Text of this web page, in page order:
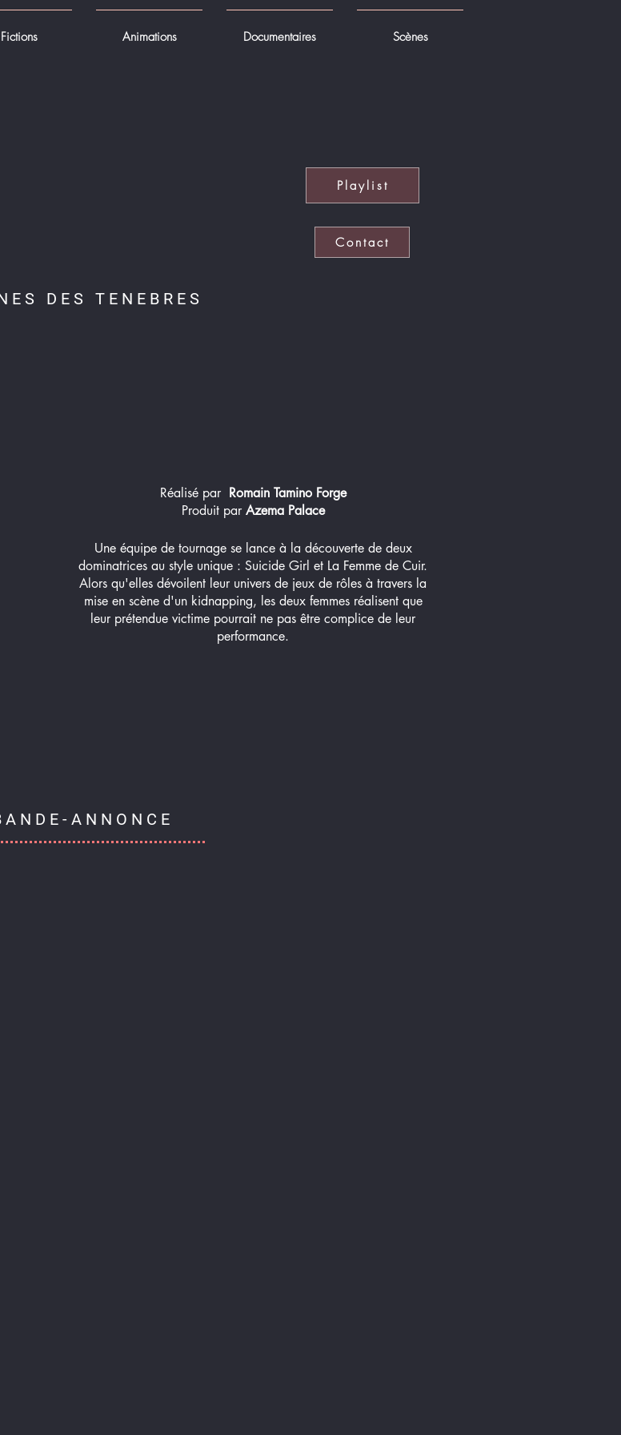
Fictions Animations Documentaires Scènes
Playlist
Contact
DES TENEBRES
Réalisé parRomain Tamino Forge
Produit par Azema Palace
Une équipe de tournage se lance à la découverte de deux
dominatrices au style unique : Suicide Girl et La Femme de Cuir.
Alors qu'elles dévoilent leur univers de jeux de rôles à travers la
mise en scène d'un kidnapping, les deux femmes réalisent que
leur prétendue victime pourrait ne pas être complice de leur
performance.
ANNONCE